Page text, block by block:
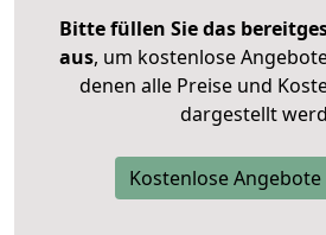
Bitte füllen Sie das
aus, um kostenlose
denen alle Preise und
dargestellt
Kostenlose